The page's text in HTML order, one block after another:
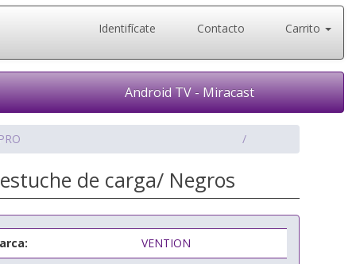
Identifícate Contacto Carrito
Android TV - Miracast
de carga/ Negros
VENTION